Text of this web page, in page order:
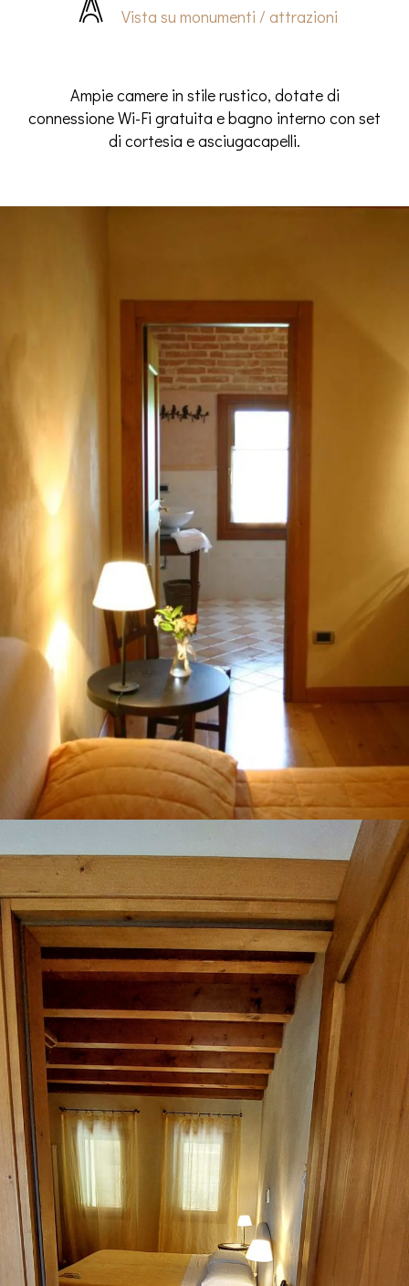
Vista su monumenti / attrazioni
Ampie camere in stile rustico, dotate di
connessione Wi-Fi gratuita e bagno interno con set
di cortesia e asciugacapelli.